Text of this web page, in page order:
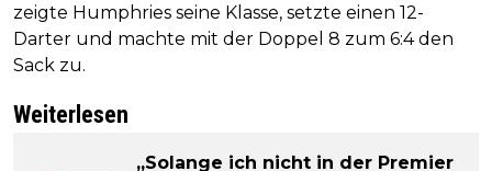
zeigte Humphries seine Klasse, setzte einen 12-
Darter und machte mit der Doppel 8 zum 6:4 den
Sack zu.
Weiterlesen
„Solange ich nicht in der Premier